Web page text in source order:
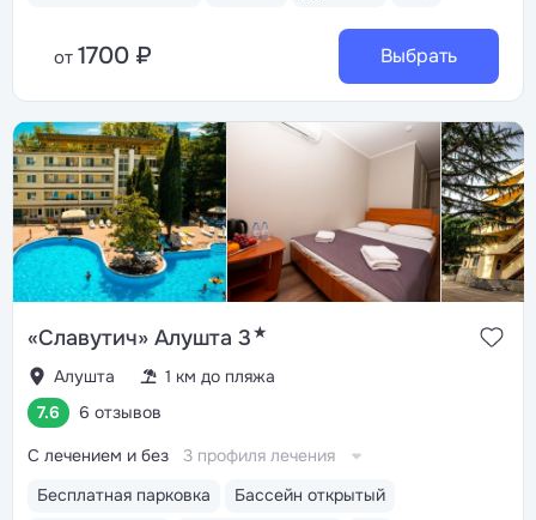
от 1700 ₽ Выбрать
«Славутич» Алушта 3★
Алушта
1 км до пляжа
7.6
6 отзывов
Бесплатная парковка
Бассейн открытый
С лечением и без 3 профиля лечения